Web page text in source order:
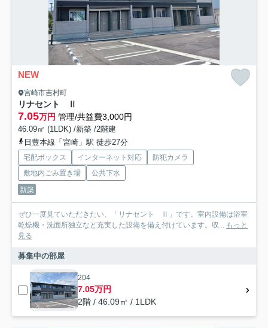
NEW
宮崎市吉村町
リナセント Ⅱ
7.05万円 管理/共益費3,000円
46.09㎡ (1LDK) /新築 /2階建
日豊本線「宮崎」駅 徒歩27分
宅配ボックス インターネット対応
防犯カメラ
敷地内ごみ置き場
公共下水
新築
ぜひ一度見ていただきたい、「リナセント Ⅱ」です。室内設備は浴室
乾燥機・洗面所独立など充実した設備を備え付けています。収... もっと
見る
募集中の部屋
204
7.05万円
2階 / 46.09㎡ / 1LDK